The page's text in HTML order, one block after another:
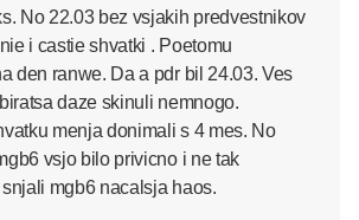
No 22.03 bez vsjakih predvestnikov
i castie shvatki . Poetomu
den ranwe. Da a pdr bil 24.03. Ves
daze skinuli nemnogo.
menja donimali s 4 mes. No
vsjo bilo privicno i ne tak
mgb6 nacalsja haos.